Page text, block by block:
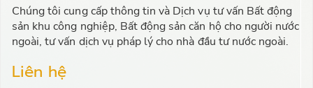
Chúng tôi cung cấp thông tin và Dịch vụ tư vấn Bất động
sản khu công nghiệp, Bất động sản căn hộ cho người nước
ngoài, tư vấn dịch vụ pháp lý cho nhà đầu tư nước ngoài.
Liên hệ